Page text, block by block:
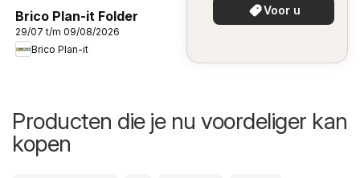
Brico Plan-it Folder
29/07 t/m 09/08/2026
Brico Plan-it
Voor u
Producten die je nu voordeliger kan
kopen